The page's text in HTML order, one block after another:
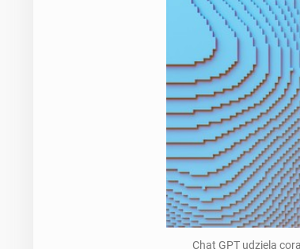
Chat GPT udziela